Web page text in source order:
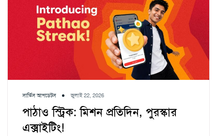
সার্ভিস আপডেটস জুলাই 22, 2026
পাঠাও স্ট্রিক: মিশন প্রতিদিন, পুরস্কার
এক্সাইটিং!